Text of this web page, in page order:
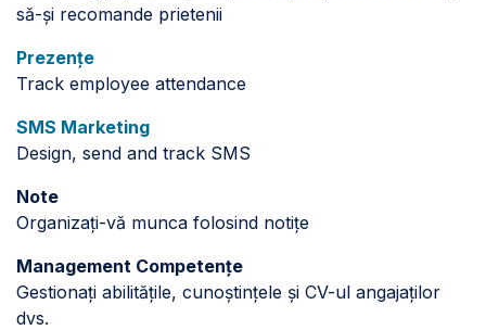
să-și recomande prietenii
Prezențe
Track employee attendance
SMS Marketing
Design, send and track SMS
Note
Organizați-vă munca folosind notițe
Management Competențe
Gestionați abilitățile, cunoștințele și CV-ul angajaților
dvs.